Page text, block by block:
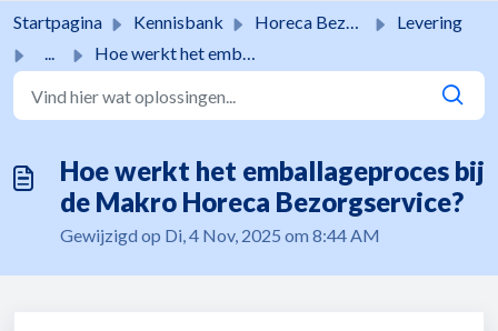
Startpagina Kennisbank Horeca Bezorgservice
Levering
...
Hoe werkt het emballageproces bij de Makro Horeca Bezorgs...
Hoe werkt het emballageproces bij
de Makro Horeca Bezorgservice?
Gewijzigd op Di, 4 Nov, 2025 om 8:44 AM